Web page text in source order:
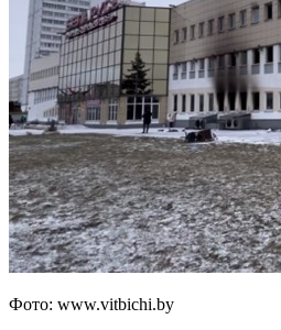
Фото: www.vitbichi.by